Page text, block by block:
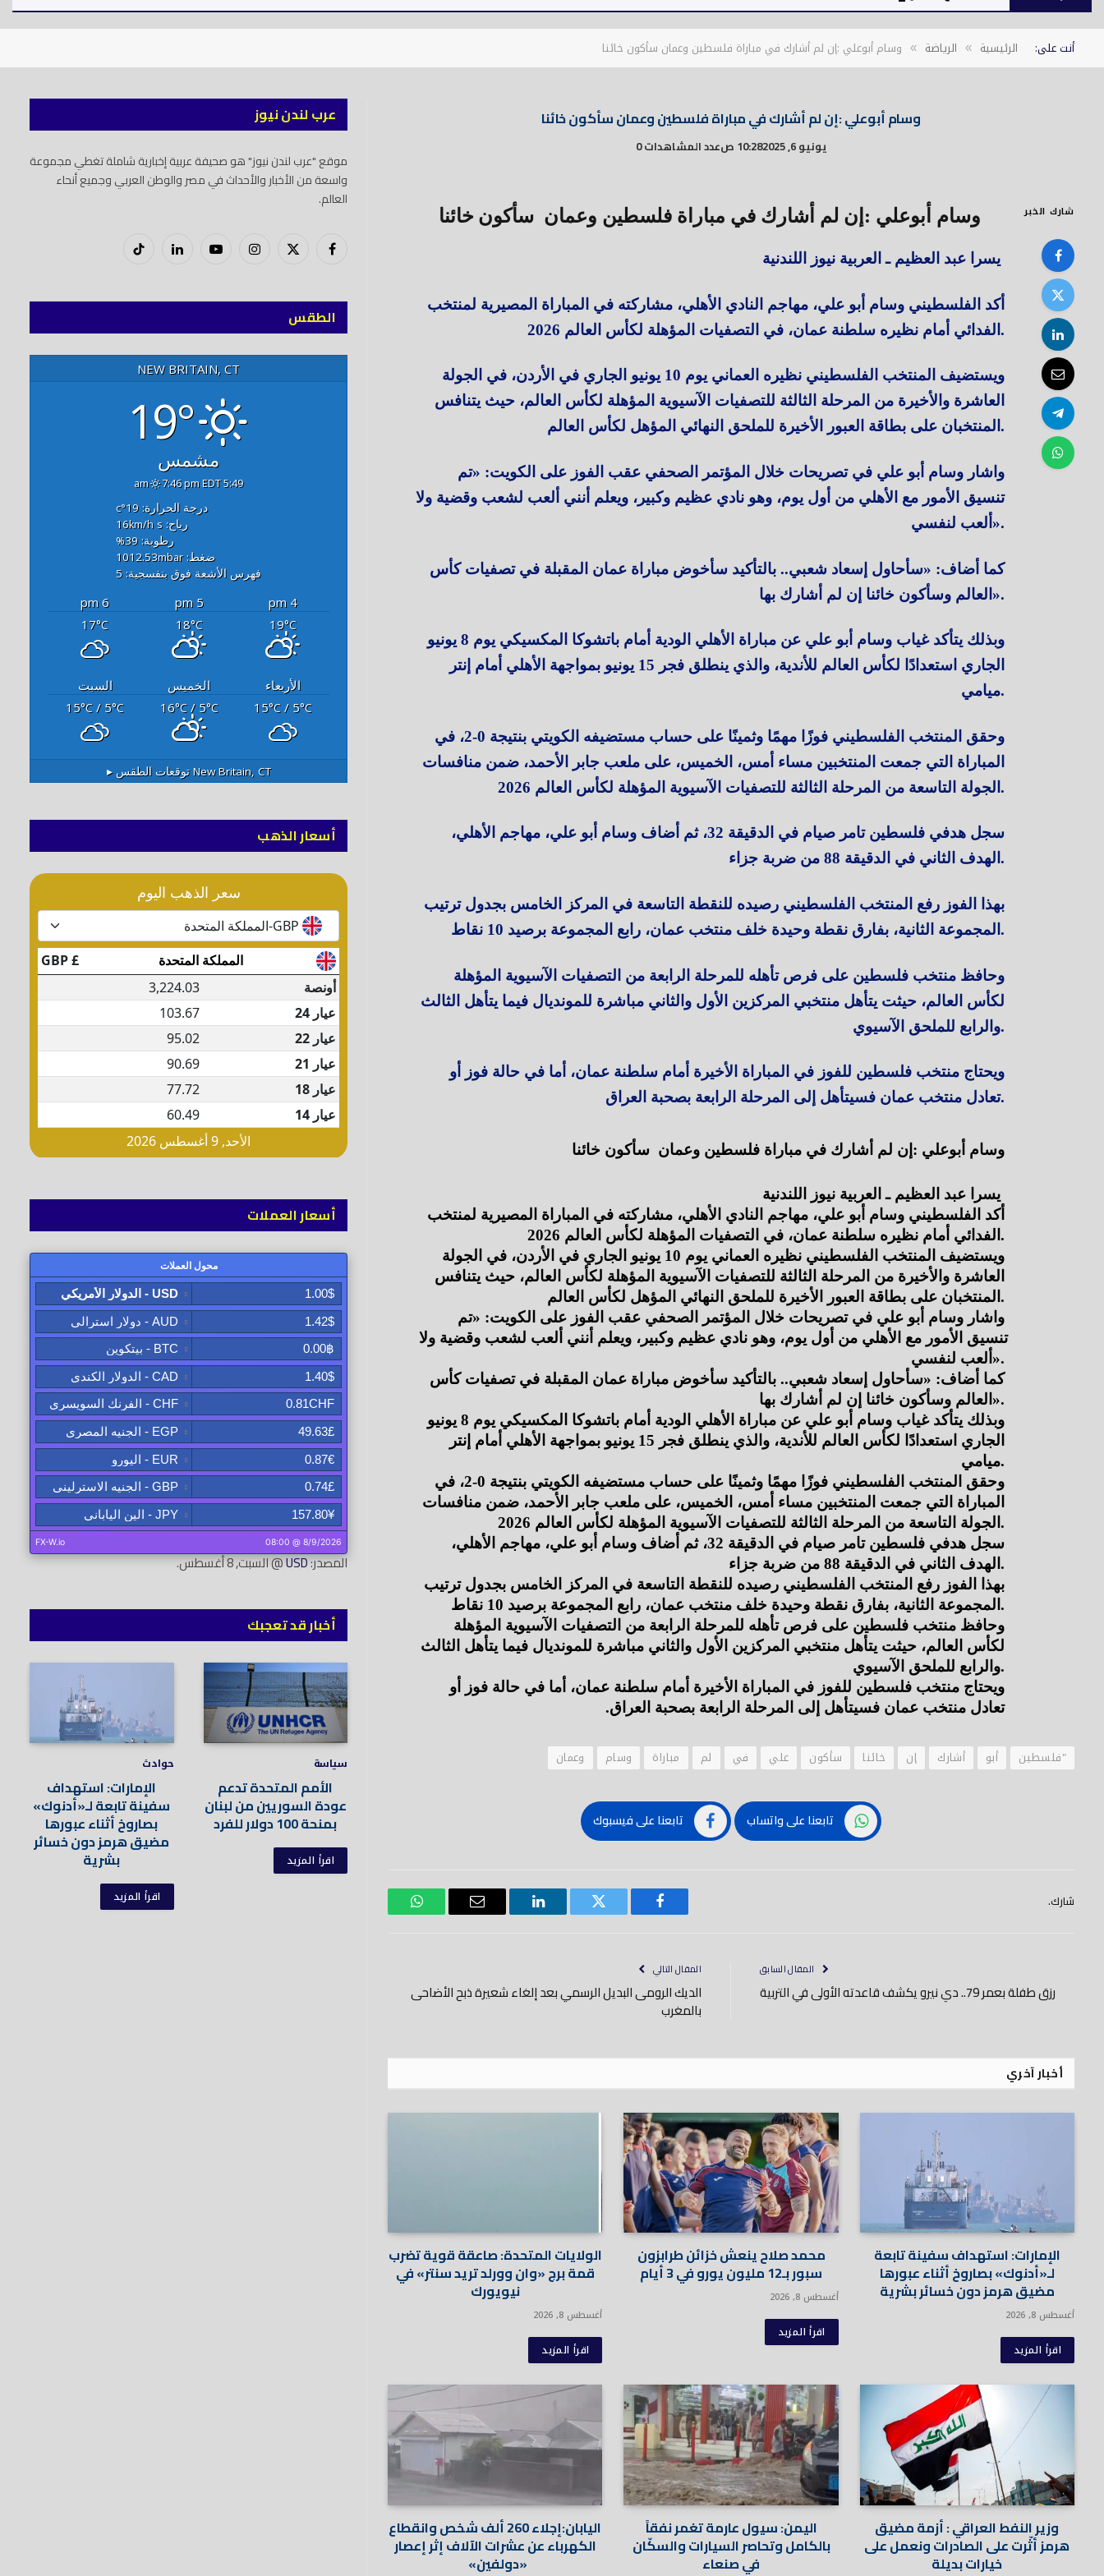
أنت على: الرئيسية » الرياضة » وسام أبوعلي :إن لم أشارك في مباراة فلسطين وعمان سأكون خائنا
وسام أبوعلي :إن لم أشارك في مباراة فلسطين وعمان سأكون خائنا
يونيو 6, 2025 10:28 ص عدد المشاهدات 0
شارك الخبر وسام أبوعلي :إن لم أشارك في مباراة فلسطين وعمان سأكون خائنا
أكد الفلسطيني وسام أبو علي، مهاجم النادي الأهلي، مشاركته في المباراة المصيرية لمنتخب
الفدائي أمام نظيره سلطنة عمان، في التصفيات المؤهلة لكأس العالم 2026.
ويستضيف المنتخب الفلسطيني نظيره العماني يوم 10 يونيو الجاري في الأردن، في الجولة
العاشرة والأخيرة من المرحلة الثالثة للتصفيات الآسيوية المؤهلة لكأس العالم، حيث يتنافس
المنتخبان على بطاقة العبور الأخيرة للملحق النهائي المؤهل لكأس العالم.
واشار وسام أبو علي في تصريحات خلال المؤتمر الصحفي عقب الفوز على الكويت: «تم
تنسيق الأمور مع الأهلي من أول يوم، وهو نادي عظيم وكبير، ويعلم أنني ألعب لشعب وقضية ولا
ألعب لنفسي».
كما أضاف: «سأحاول إسعاد شعبي.. بالتأكيد سأخوض مباراة عمان المقبلة في تصفيات كأس
العالم وسأكون خائنا إن لم أشارك بها».
وبذلك يتأكد غياب وسام أبو علي عن مباراة الأهلي الودية أمام باتشوكا المكسيكي يوم 8 يونيو
الجاري استعدادًا لكأس العالم للأندية، والذي ينطلق فجر 15 يونيو بمواجهة الأهلي أمام إنتر
ميامي.
وحقق المنتخب الفلسطيني فوزًا مهمًا وثمينًا على حساب مستضيفه الكويتي بنتيجة 0-2، في
المباراة التي جمعت المنتخبين مساء أمس، الخميس، على ملعب جابر الأحمد، ضمن منافسات
الجولة التاسعة من المرحلة الثالثة للتصفيات الآسيوية المؤهلة لكأس العالم 2026.
سجل هدفي فلسطين تامر صيام في الدقيقة 32، ثم أضاف وسام أبو علي، مهاجم الأهلي،
الهدف الثاني في الدقيقة 88 من ضربة جزاء.
بهذا الفوز رفع المنتخب الفلسطيني رصيده للنقطة التاسعة في المركز الخامس بجدول ترتيب
المجموعة الثانية، بفارق نقطة وحيدة خلف منتخب عمان، رابع المجموعة برصيد 10 نقاط.
وحافظ منتخب فلسطين على فرص تأهله للمرحلة الرابعة من التصفيات الآسيوية المؤهلة
لكأس العالم، حيثت يتأهل منتخبي المركزين الأول والثاني مباشرة للمونديال فيما يتأهل الثالث
والرابع للملحق الآسيوي.
ويحتاج منتخب فلسطين للفوز في المباراة الأخيرة أمام سلطنة عمان، أما في حالة فوز أو
تعادل منتخب عمان فسيتأهل إلى المرحلة الرابعة بصحبة العراق.
وسام أبوعلي :إن لم أشارك في مباراة فلسطين وعمان  سأكون خائنا
الفدائي أمام نظيره سلطنة عمان، في التصفيات المؤهلة لكأس العالم 2026.
المنتخبان على بطاقة العبور الأخيرة للملحق النهائي المؤهل لكأس العالم.
ألعب لنفسي».
العالم وسأكون خائنا إن لم أشارك بها».
ميامي.
الجولة التاسعة من المرحلة الثالثة للتصفيات الآسيوية المؤهلة لكأس العالم 2026.
الهدف الثاني في الدقيقة 88 من ضربة جزاء.
المجموعة الثانية، بفارق نقطة وحيدة خلف منتخب عمان، رابع المجموعة برصيد 10 نقاط.
والرابع للملحق الآسيوي.
تعادل منتخب عمان فسيتأهل إلى المرحلة الرابعة بصحبة العراق.
"فلسطين أبو أشارك إن خائنا سأكون علي في لم مباراة وسام وعمان
تابعنا على واتساب تابعنا على فيسبوك
شارك.
فيسبوك تويتر لينكدود
بريد
واتساب
المقال السابق
رزق طفلة بعمر 79.. دي نيرو يكشف قاعدته الأولى في التربية
المقال التالي
الديك الرومى البديل الرسمي بعد إلغاء شعيرة ذبح الأضاحى
بالمغرب
أخبار آخري
الإمارات: استهداف سفينة تابعة
لـ«أدنوك» بصاروخ أثناء عبورها
مضيق هرمز دون خسائر بشرية
أغسطس 8, 2026
اقرأ المزيد
محمد صلاح ينعش خزائن طرابزون
سبور بـ12 مليون يورو في 3 أيام
أغسطس 8, 2026
اقرأ المزيد
الولايات المتحدة: صاعقة قوية تضرب
قمة برج «وان وورلد تريد سنتر» في
نيويورك
أغسطس 8, 2026
اقرأ المزيد
وزير النفط العراقي : أزمة مضيق
هرمز أثّرت على الصادرات ونعمل على
خيارات بديلة
اليمن: سيول عارمة تغمر نفقاً
بالكامل وتحاصر السيارات والسكّان
في صنعاء
اليابان:إجلاء 260 ألف شخص وانقطاع
الكهرباء عن عشرات الآلاف إثر إعصار
«دولفين»
عرب لندن نيوز
موقع "عرب لندن نيوز" هو صحيفة عربية إخبارية شاملة تغطي مجموعة
واسعة من الأخبار والأحداث في مصر والوطن العربي وجميع أنحاء
العالم.
فيسبوك
X
إنستغرام يوتيوب لينكدود
تيك
الطقس
NEW BRITAIN, CT
19°
مشمس
5:49 am
7:46 pm EDT
درجة الحرارة: 19
°c
رياح: 16 km/h s
رطوبة: 39
%
ضغط: 1012.53mbar
فهرس الأشعة فوق بنفسجية: 5
4 pm
5 pm
6 pm
19°C
18°C
17°C
الأربعاء الخميس
السبت
15°C/ 5°C
16°C/ 5°C
15°C / 5°C
New Britain, CTتوقعات الطقس ▸
أسعار الذهب
أسعار العملات
المصدر:USD@ السبت, 8 أغسطس.
أخبار قد تعجبك
سياسة
الأمم المتحدة تدعم
عودة السوريين من لبنان
بمنحة 100 دولار للفرد
اقرأ المزيد
حوادث
الإمارات: استهداف
سفينة تابعة لـ«أدنوك»
بصاروخ أثناء عبورها
مضيق هرمز دون خسائر
بشرية
اقرأ المزيد